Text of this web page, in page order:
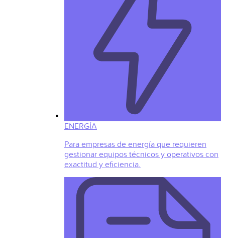
ENERGÍA
Para empresas de energía que requieren
gestionar equipos técnicos y operativos con
exactitud y eficiencia.